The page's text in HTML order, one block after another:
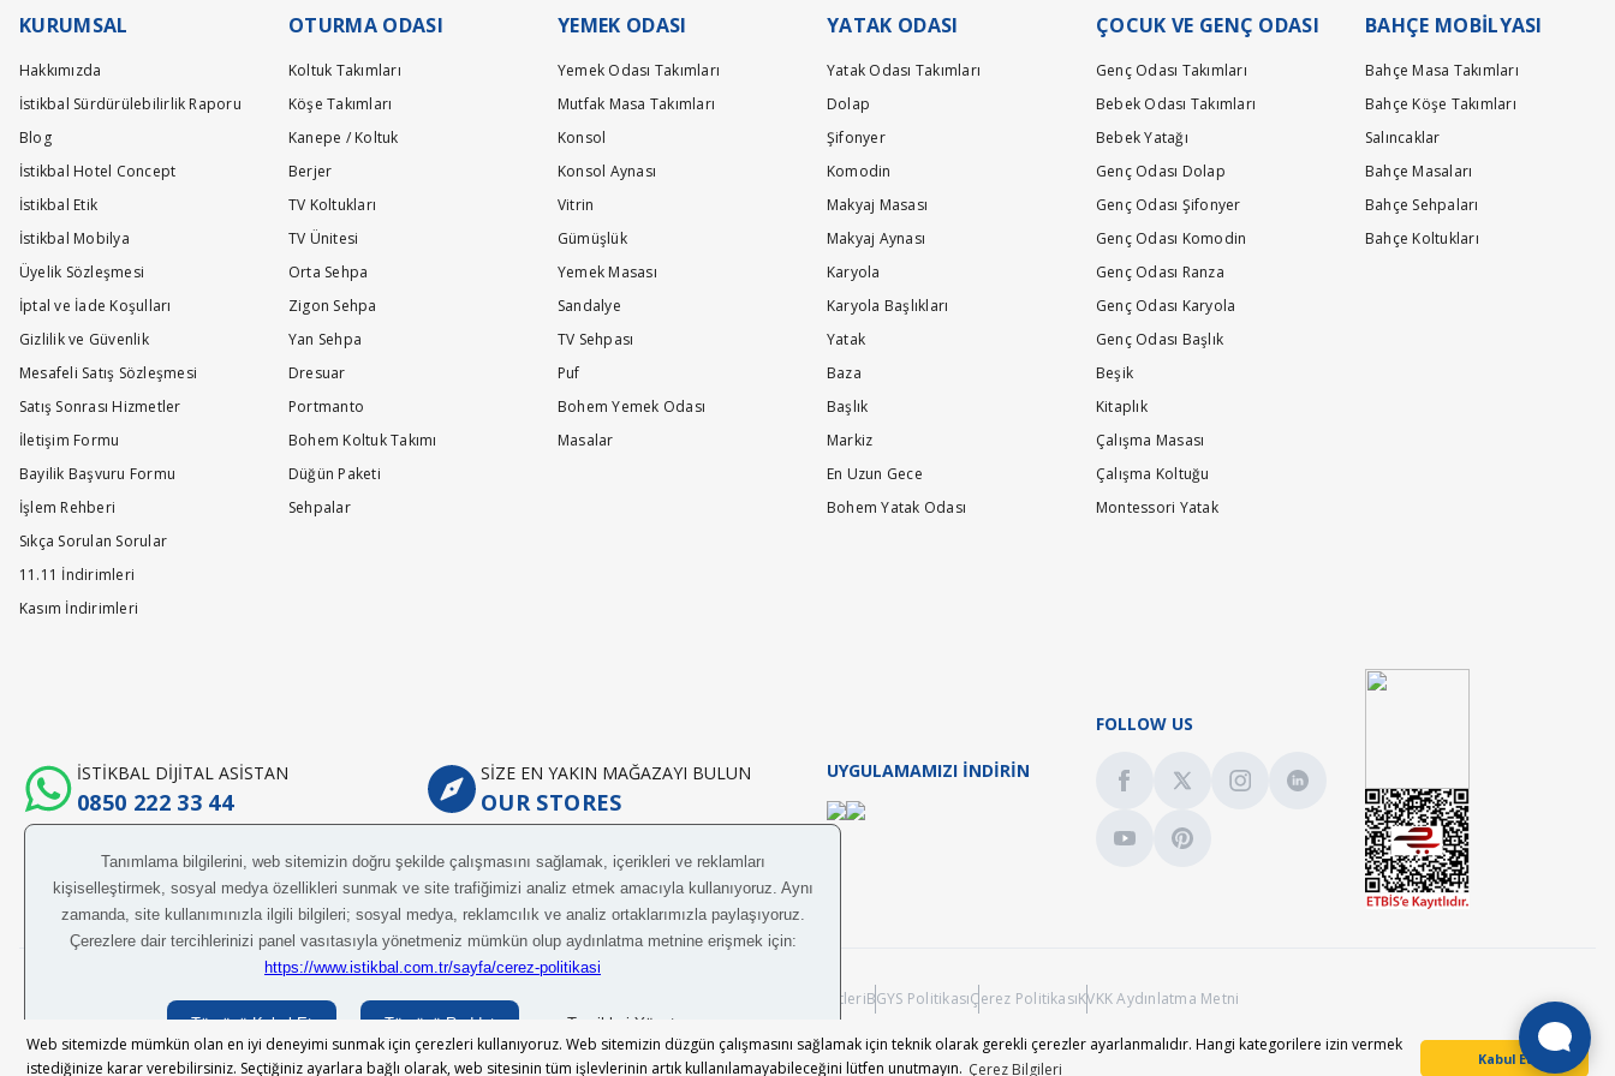
Web sitemizde mümkün olan en iyi deneyimi sunmak için çerezleri kullanıyoruz. Web sitemizin düzgün çalışmasını sağlamak için teknik olarak gerekli çerezler ayarlanmalıdır. Hangi kategorilere izin vermek
istediğinize karar verebilirsiniz. Seçtiğiniz ayarlara bağlı olarak, web sitesinin tüm işlevlerinin artık kullanılamayabileceğini lütfen unutmayın. Çerez Bilgileri
Kabul Et
İstikbal Müşteri Asistanı
KURUMSAL
Hakkımızda
İstikbal Sürdürülebilirlik Raporu
Blog
İstikbal Hotel Concept
İstikbal Etik
İstikbal Mobilya
Üyelik Sözleşmesi
İptal ve İade Koşulları
Gizlilik ve Güvenlik
Mesafeli Satış Sözleşmesi
Satış Sonrası Hizmetler
İletişim Formu
Bayilik Başvuru Formu
İşlem Rehberi
Sıkça Sorulan Sorular
11.11 İndirimleri
Kasım İndirimleri
OTURMA ODASI
Koltuk Takımları
Köşe Takımları
Kanepe / Koltuk
Berjer
TV Koltukları
TV Ünitesi
Orta Sehpa
Zigon Sehpa
Yan Sehpa
Dresuar
Portmanto
Bohem Koltuk Takımı
Düğün Paketi
Sehpalar
YEMEK ODASI
Yemek Odası Takımları
Mutfak Masa Takımları
Konsol
Konsol Aynası
Vitrin
Gümüşlük
Yemek Masası
Sandalye
TV Sehpası
Puf
Bohem Yemek Odası
Masalar
YATAK ODASI
Yatak Odası Takımları
Dolap
Şifonyer
Komodin
Makyaj Masası
Makyaj Aynası
Karyola
Karyola Başlıkları
Yatak
Baza
Başlık
Markiz
En Uzun Gece
Bohem Yatak Odası
ÇOCUK VE GENÇ ODASI
Genç Odası Takımları
Bebek Odası Takımları
Bebek Yatağı
Genç Odası Dolap
Genç Odası Şifonyer
Genç Odası Komodin
Genç Odası Ranza
Genç Odası Karyola
Genç Odası Başlık
Beşik
Kitaplık
Çalışma Masası
Çalışma Koltuğu
Montessori Yatak
BAHÇE MOBİLYASI
Bahçe Masa Takımları
Bahçe Köşe Takımları
Salıncaklar
Bahçe Masaları
Bahçe Sehpaları
Bahçe Koltukları
İSTİKBAL DİJİTAL ASİSTAN
0850 222 33 44
SİZE EN YAKIN MAĞAZAYI BULUN
OUR STORES
UYGULAMAMIZI İNDİRİN
FOLLOW US
Her hakkı saklıdır.© 2024 İstikbal Mobilya A.Ş. Bilgi Toplumu HizmetleriBGYS PolitikasıÇerez PolitikasıKVKK Aydınlatma Metni